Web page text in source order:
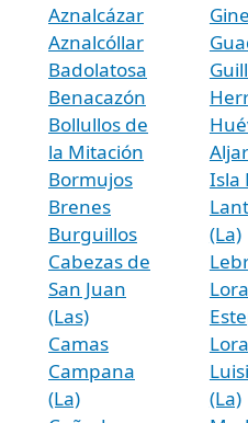
Aznalcázar
Aznalcóllar
Badolatosa
Benacazón
Bollullos de
la Mitación
Bormujos
Brenes
Burguillos
Cabezas de
San Juan
(Las)
Camas
Campana
(La)
Isla
(La)
(La)